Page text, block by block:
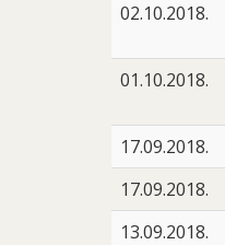
02.10.2018.
01.10.2018.
17.09.2018.
17.09.2018.
13.09.2018.